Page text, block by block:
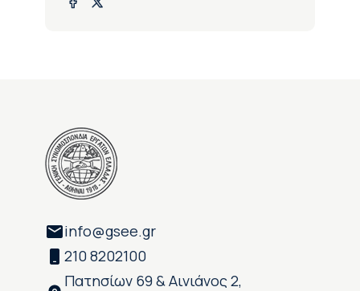
info@gsee.gr
210 8202100
Πατησίων 69 & Αινιάνος 2,